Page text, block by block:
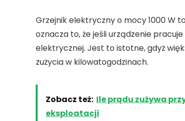
Grzejnik elektryczny o mocy 1000 W
oznacza to, że jeśli urządzenie
elektrycznej. Jest to istotne, gdyż
zużycia w kilowatogodzinach.
Zobacz też: Ile prądu zużywa
eksploatacji